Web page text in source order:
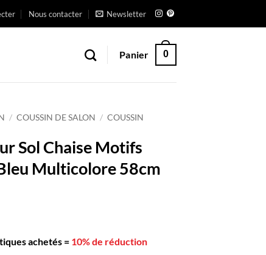
Nous contacter Newsletter
Panier 0
/ COUSSIN DE SALON / COUSSIN
Sol Chaise Motifs
Multicolore 58cm
achetés = 10% de réduction